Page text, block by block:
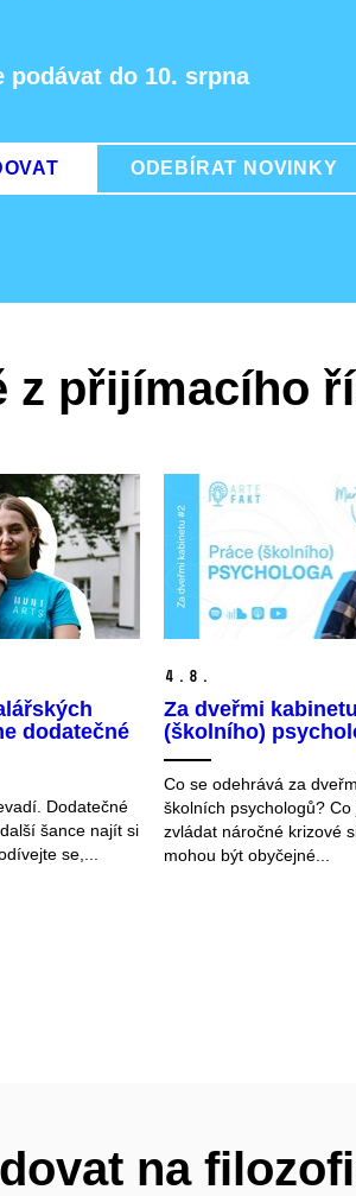
podávat do 10. srpna
ODEBÍRAT NOVINKY
z přijímacího
dodatečné
Dodatečné
šance najít si
se,...
4. 8.
Za dveřmi
(školního)
Co se odehrává za
školních psychologů? Co
zvládat náročné krizové
mohou být obyčejné...
na